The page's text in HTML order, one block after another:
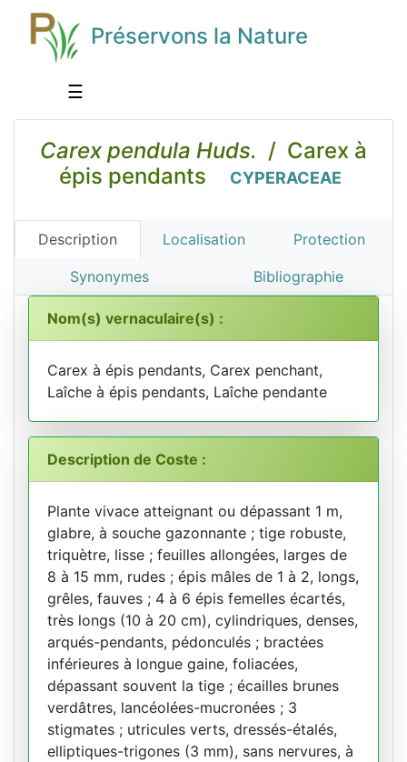
Préservons la Nature
☰
Carex pendula Huds. / Carex à
épis pendants
CYPERACEAE
Description Localisation Protection
Synonymes Bibliographie
Nom(s) vernaculaire(s) :
Carex à épis pendants, Carex penchant,
Laîche à épis pendants, Laîche pendante
Description de Coste :
Plante vivace atteignant ou dépassant 1 m,
glabre, à souche gazonnante ; tige robuste,
triquètre, lisse ; feuilles allongées, larges de
8 à 15 mm, rudes ; épis mâles de 1 à 2, longs,
grêles, fauves ; 4 à 6 épis femelles écartés,
très longs (10 à 20 cm), cylindriques, denses,
arqués-pendants, pédonculés ; bractées
inférieures à longue gaine, foliacées,
dépassant souvent la tige ; écailles brunes
verdâtres, lancéolées-mucronées ; 3
stigmates ; utricules verts, dressés-étalés,
elliptiques-trigones (3 mm), sans nervures, à